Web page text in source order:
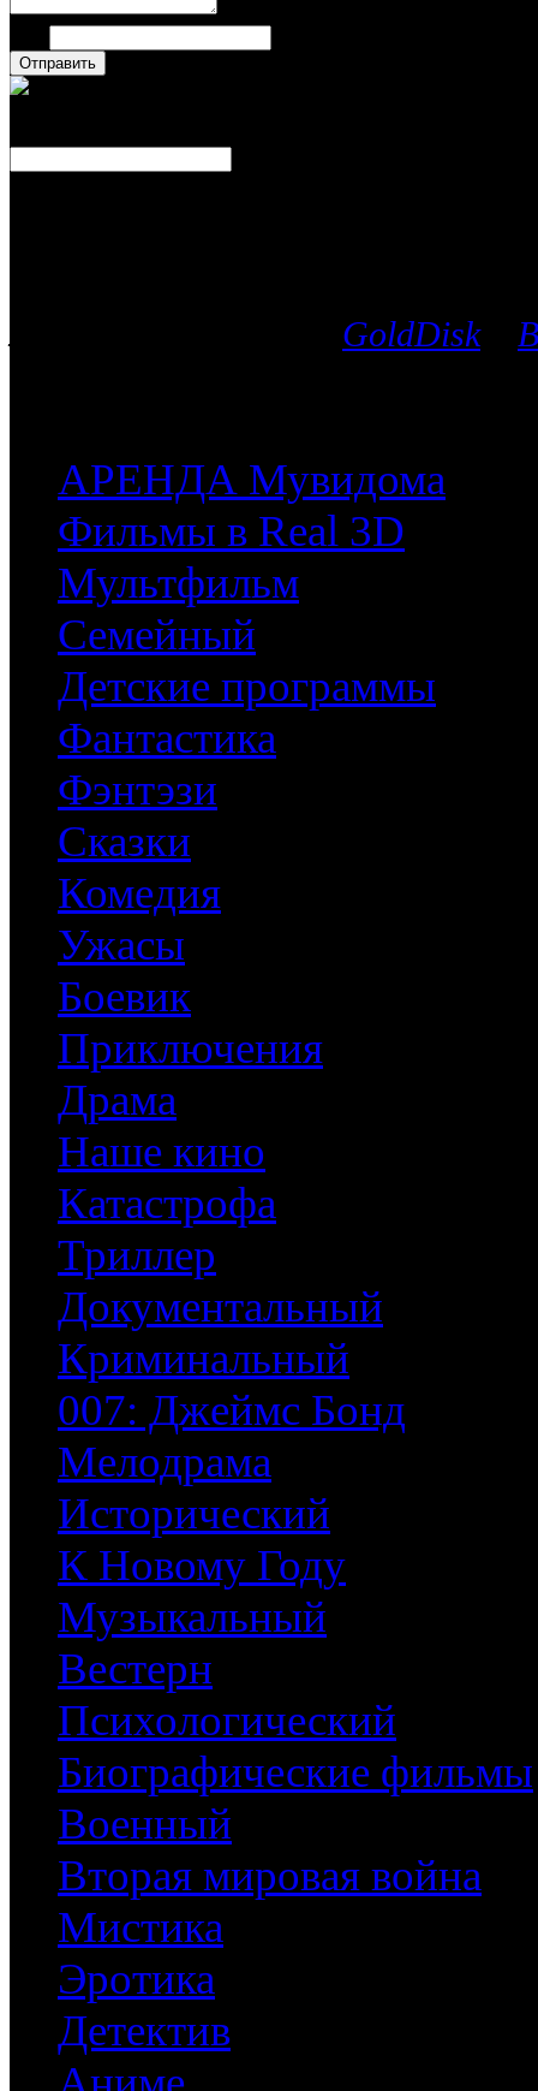
GoldDiskи
АРЕНДА Мувидома
Фильмы в Real 3D
Мультфильм
Семейный
Детские программы
Фантастика
Фэнтэзи
Сказки
Комедия
Ужасы
Боевик
Приключения
Драма
Наше кино
Катастрофа
Триллер
Документальный
Криминальный
007: Джеймс Бонд
Мелодрама
Исторический
К Новому Году
Музыкальный
Вестерн
Психологический
Биографические фильмы
Военный
Вторая мировая война
Мистика
Эротика
Детектив